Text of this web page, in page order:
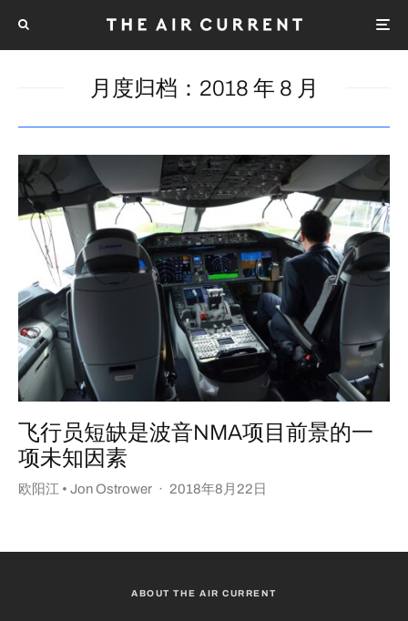
月度归档： 2018 年 8 月
飞行员短缺是波音NMA项目前景的一
项未知因素
欧阳江 • Jon Ostrower · 2018年8月22日
ABOUT THE AIR CURRENT